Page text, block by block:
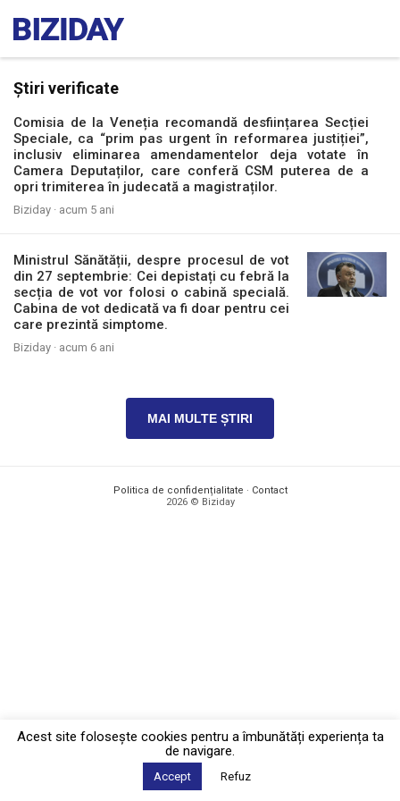
Știri verificate
Comisia de la Veneția recomandă desființarea Secției
Speciale, ca “prim pas urgent în reformarea justiției”,
inclusiv eliminarea amendamentelor deja votate în
Camera Deputaților, care conferă CSM puterea de a
opri trimiterea în judecată a magistraților.
Biziday · acum 5 ani
Ministrul Sănătății, despre procesul de vot
din 27 septembrie: Cei depistați cu febră la
secția de vot vor folosi o cabină specială.
Cabina de vot dedicată va fi doar pentru cei
care prezintă simptome.
Biziday · acum 6 ani
MAI MULTE ȘTIRI
Politica de confidențialitate · Contact
2026 © Biziday
Acest site foloseşte cookies pentru a îmbunătăți experiența ta
de navigare.
Accept Refuz